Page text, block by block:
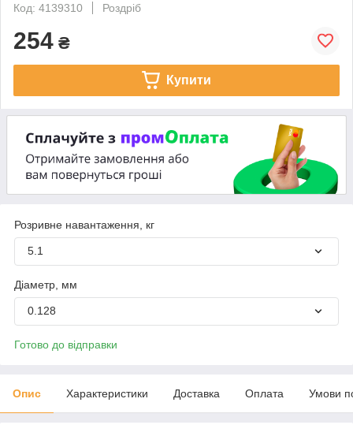
Код: 4139310
Роздріб
254 ₴
Купити
Розривне навантаження, кг
5.1
Діаметр, мм
0.128
Готово до відправки
Опис Характеристики Доставка Оплата Умови